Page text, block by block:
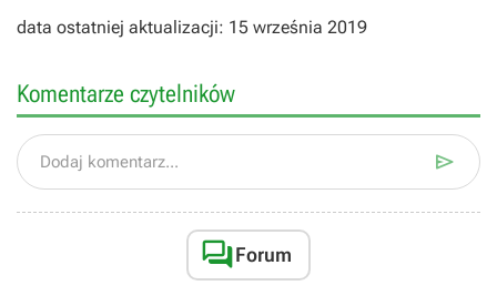
data ostatniej aktualizacji: 15 września 2019
Komentarze czytelników
Dodaj komentarz... 
Forum